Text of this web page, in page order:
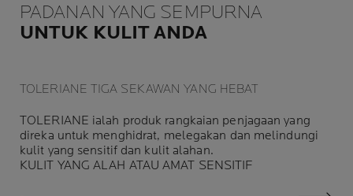
PADANAN YANG SEMPURNA
UNTUK KULIT ANDA
TOLERIANE TIGA SEKAWAN YANG HEBAT
TOLERIANE ialah produk rangkaian penjagaan yang
direka untuk menghidrat, melegakan dan melindungi
kulit yang sensitif dan kulit alahan.
KULIT YANG ALAH ATAU AMAT SENSITIF